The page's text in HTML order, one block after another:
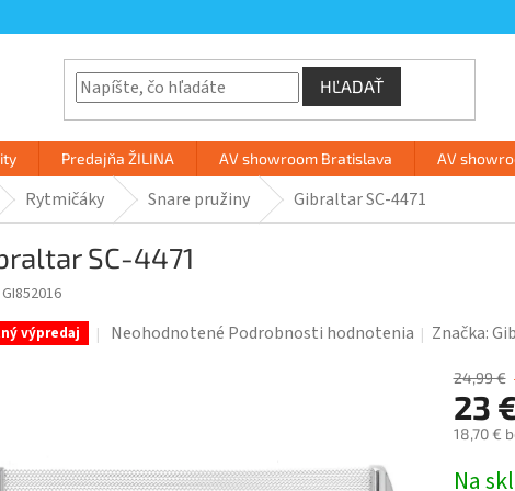
HĽADAŤ
Predajňa ŽILINA AV showroom Bratislava AV
Rytmičáky Snare pružiny Gibraltar SC-4471
SC-4471
GI852016
výpredaj
Priemerné
5
Neohodnotené Podrobnosti hodnotenia Značka:
24,99 €
23
18,70 €
Na